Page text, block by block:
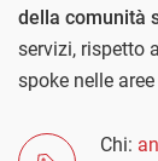
della comunità
servizi, rispetto
spoke nelle
Chi: